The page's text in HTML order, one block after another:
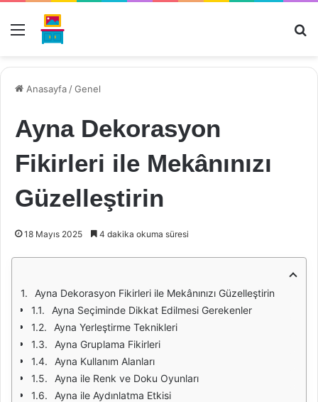
Menü
Anasayfa /Genel
Ayna Dekorasyon
Fikirleri ile Mekânınızı
Güzelleştirin
18 Mayıs 2025 4 dakika okuma süresi
Ayna Dekorasyon Fikirleri ile Mekânınızı Güzelleştirin
Ayna Seçiminde Dikkat Edilmesi Gerekenler
Ayna Yerleştirme Teknikleri
Ayna Gruplama Fikirleri
Ayna Kullanım Alanları
Ayna ile Renk ve Doku Oyunları
Ayna ile Aydınlatma Etkisi